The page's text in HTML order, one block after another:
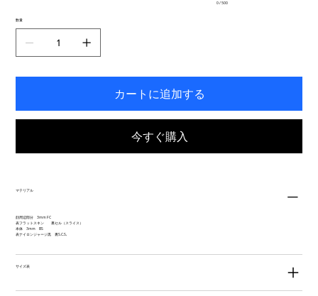
き
す。
0 / 500
数量
カートに追加する
今すぐ購入
マテリアル
顔周辺部分 3mm FC
表フラットスキン 裏セル（スライス）
本体 3mm BS
表ナイロンジャージ黒 裏S.C.S,
サイズ表